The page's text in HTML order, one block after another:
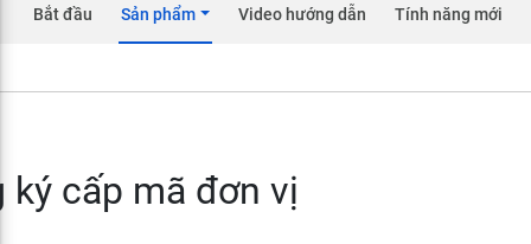
Bắt đầu Sản phẩm Video hướng dẫn Tính năng mới
ký cấp mã đơn vị